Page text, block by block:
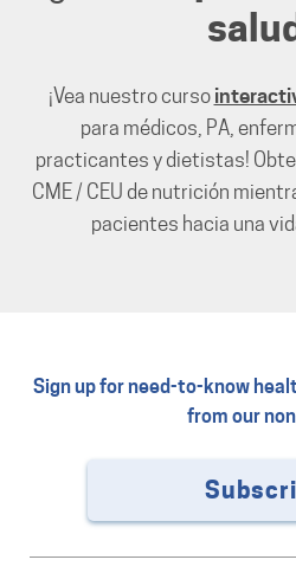
¡Vea nuestro curso
para médicos, PA,
practicantes y dietistas!
CME / CEU de nutrición
pacientes hacia una
Sign up for need-to-know
from our